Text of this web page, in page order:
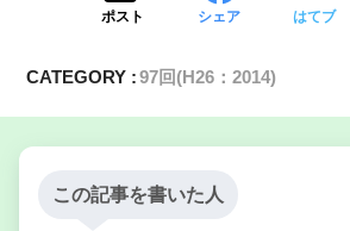
ポスト シェア はてブ
CATEGORY :97回(H26：2014)
この記事を書いた人